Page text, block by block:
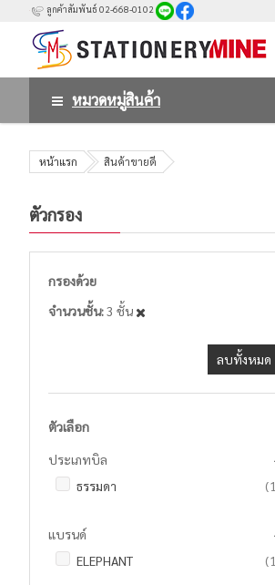
ลูกค้าสัมพันธ์ 02-668-0102
หมวดหมู่สินค้า
หน้าแรก สินค้าขายดี
ตัวกรอง
กรองด้วย
จำนวนชั้น 3 ชั้น
ลบทั้งหมด
ตัวเลือก
ประเภทบิล
ธรรมดา
1
แบรนด์
ELEPHANT
1